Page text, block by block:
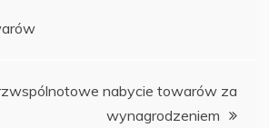
nabycie towarów za
wynagrodzeniem